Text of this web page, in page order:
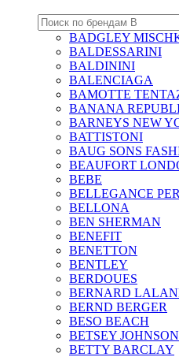
BADGLEY
BALDESSARINI
BALDININI
BALENCIAGA
BAMOTTE
BANANA
BARNEYS NEW
BATTISTONI
BAUG SONS
BEAUFORT
BEBE
BELLEGANCE
BELLONA
BEN SHERMAN
BENEFIT
BENETTON
BENTLEY
BERDOUES
BERNARD
BERND BERGER
BESO BEACH
BETSEY JOHNSON
BETTY BARCLAY